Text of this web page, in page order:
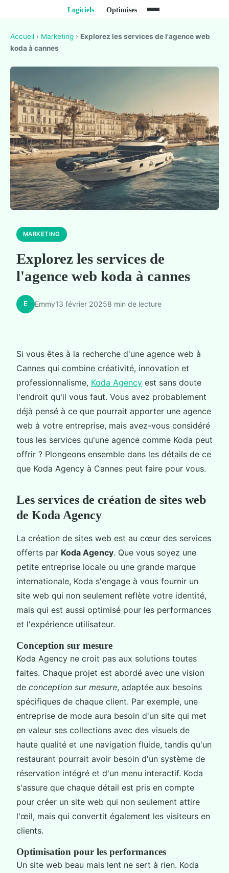
Accueil › Marketing › Explorez les services de l'agence web
koda à cannes
MARKETING
Explorez les services de
l'agence web koda à cannes
E Emmy13 février 20258 min de lecture
Si vous êtes à la recherche d'une agence web à
Cannes qui combine créativité, innovation et
professionnalisme, Koda Agency est sans doute
l'endroit qu'il vous faut. Vous avez probablement
déjà pensé à ce que pourrait apporter une agence
web à votre entreprise, mais avez-vous considéré
tous les services qu'une agence comme Koda peut
offrir ? Plongeons ensemble dans les détails de ce
que Koda Agency à Cannes peut faire pour vous.
Les services de création de sites web
de Koda Agency
La création de sites web est au cœur des services
offerts par Koda Agency. Que vous soyez une
petite entreprise locale ou une grande marque
internationale, Koda s'engage à vous fournir un
site web qui non seulement reflète votre identité,
mais qui est aussi optimisé pour les performances
et l'expérience utilisateur.
Conception sur mesure
Koda Agency ne croit pas aux solutions toutes
faites. Chaque projet est abordé avec une vision
de conception sur mesure, adaptée aux besoins
spécifiques de chaque client. Par exemple, une
entreprise de mode aura besoin d'un site qui met
en valeur ses collections avec des visuels de
haute qualité et une navigation fluide, tandis qu'un
restaurant pourrait avoir besoin d'un système de
réservation intégré et d'un menu interactif. Koda
s'assure que chaque détail est pris en compte
pour créer un site web qui non seulement attire
l'œil, mais qui convertit également les visiteurs en
clients.
Optimisation pour les performances
Un site web beau mais lent ne sert à rien. Koda